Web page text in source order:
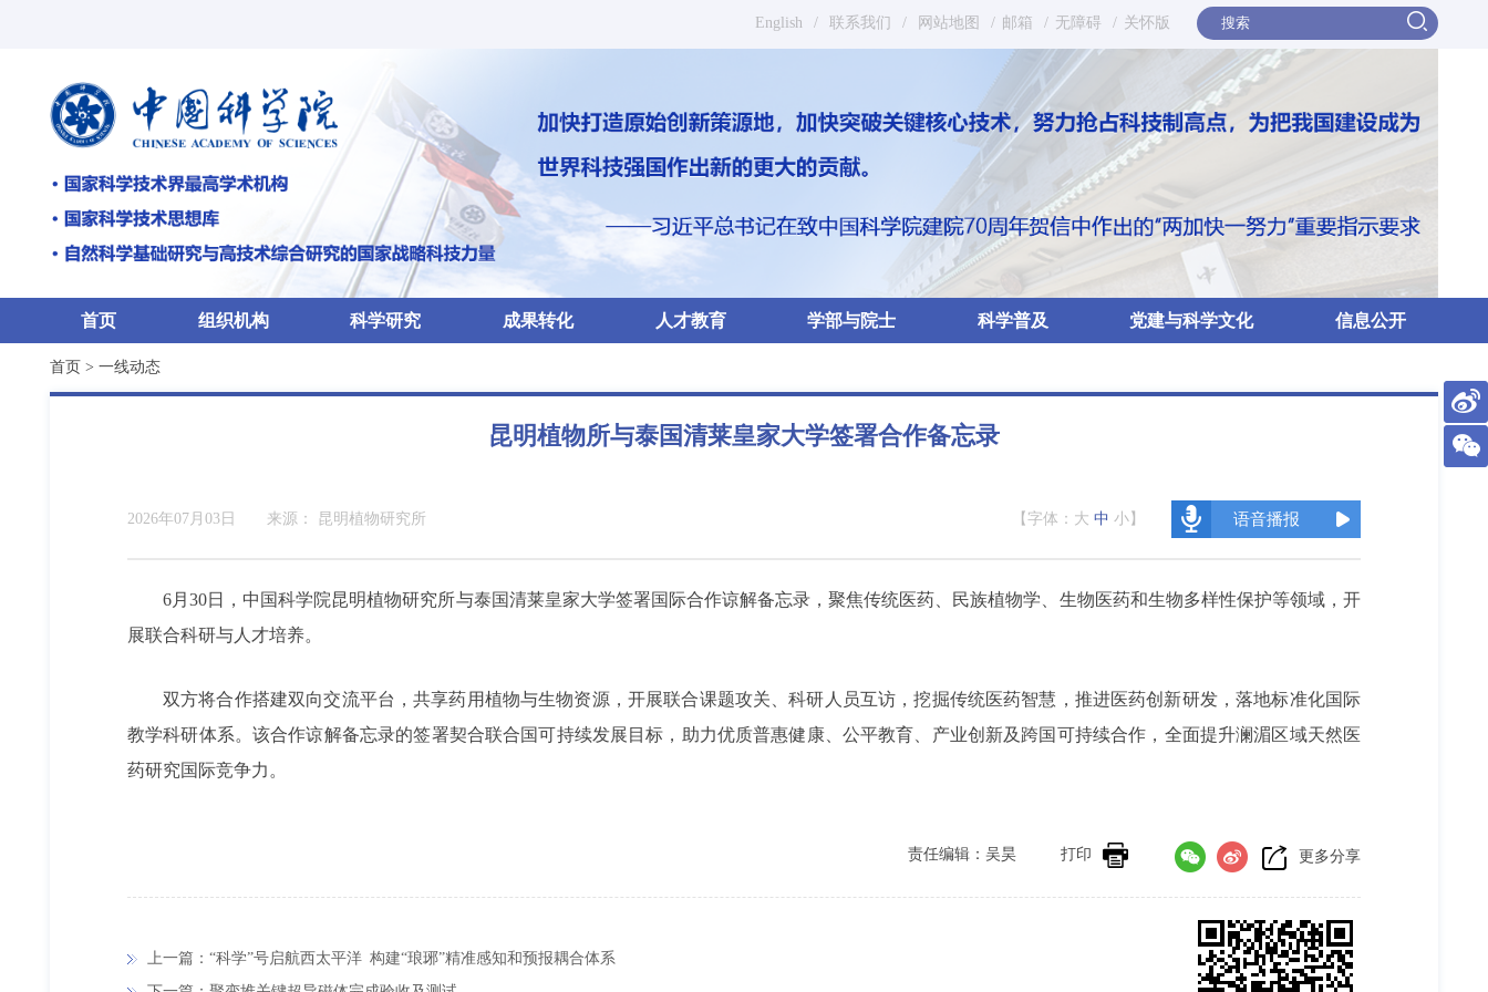
English / 联系我们 / 网站地图 / 邮箱 / 无障碍 / 关怀版
首页 组织机构 科学研究 成果转化 人才教育 学部与院士 科学普及 党建与科学文化 信息公开
首页 > 一线动态
昆明植物所与泰国清莱皇家大学签署合作备忘录
2026年07月03日 来源： 昆明植物研究所 【字体： 大 中 小 】 语音播报
6月30日，中国科学院昆明植物研究所与泰国清莱皇家大学签署国际合作谅解备忘录，聚焦传统医药、民族植物学、生物医药和生物多样性保护等领域，开
展联合科研与人才培养。
双方将合作搭建双向交流平台，共享药用植物与生物资源，开展联合课题攻关、科研人员互访，挖掘传统医药智慧，推进医药创新研发，落地标准化国际
教学科研体系。该合作谅解备忘录的签署契合联合国可持续发展目标，助力优质普惠健康、公平教育、产业创新及跨国可持续合作，全面提升澜湄区域天然医
药研究国际竞争力。
更多分享
打印
责任编辑：吴昊
上一篇：“科学”号启航西太平洋 构建“琅琊”精准感知和预报耦合体系